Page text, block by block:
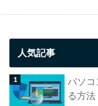
人気記事
パソ
る方